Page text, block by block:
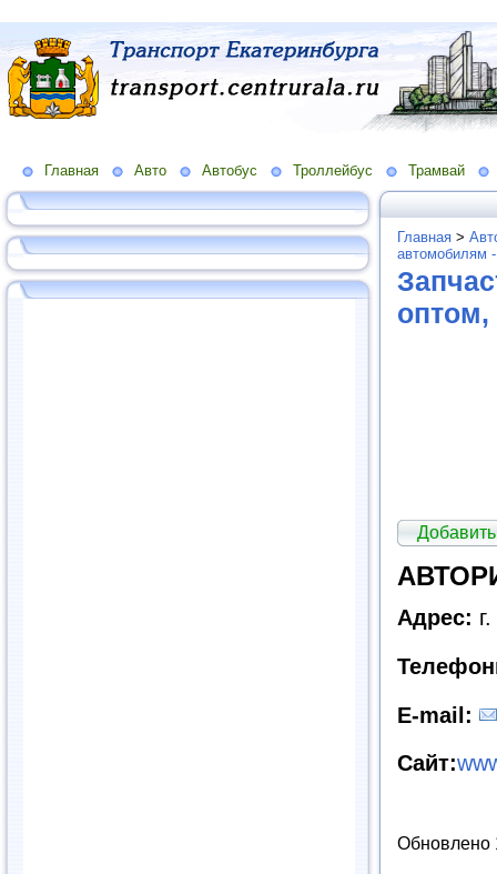
Главная Авто Автобус Троллейбус Трамвай
Главная >
автомобилям -
оптом,
Адрес:
E-mail :
Сайт:
Обновлено